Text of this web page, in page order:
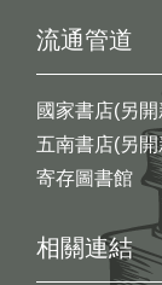
流通管道
國家書店(另
五南書店(另
寄存圖書館
相關連結